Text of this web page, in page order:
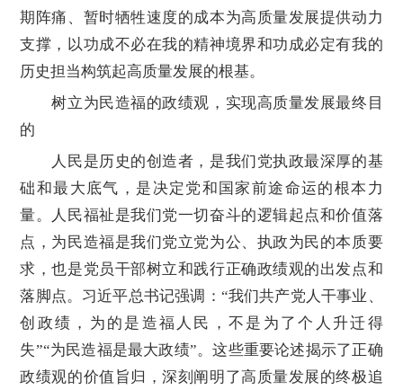
期阵痛、暂时牺牲速度的成本为高质量发展提供动力
支撑，以功成不必在我的精神境界和功成必定有我的
历史担当构筑起高质量发展的根基。
树立为民造福的政绩观，实现高质量发展最终目
的
人民是历史的创造者，是我们党执政最深厚的基
础和最大底气，是决定党和国家前途命运的根本力
量。人民福祉是我们党一切奋斗的逻辑起点和价值落
点，为民造福是我们党立党为公、执政为民的本质要
求，也是党员干部树立和践行正确政绩观的出发点和
落脚点。习近平总书记强调：“我们共产党人干事业、
创政绩，为的是造福人民，不是为了个人升迁得
失”“为民造福是最大政绩”。这些重要论述揭示了正确
政绩观的价值旨归，深刻阐明了高质量发展的终极追